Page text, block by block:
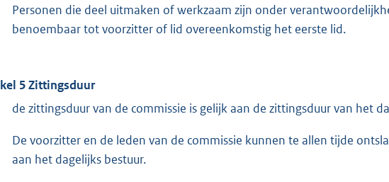
Personen die deel uitmaken of werkzaam zijn onder
benoembaar tot voorzitter of lid overeenkomstig het eerste lid.
5 Zittingsduur
de zittingsduur van de commissie is gelijk aan de zittingsduur van het
De voorzitter en de leden van de commissie kunnen te allen tijde
aan het dagelijks bestuur.